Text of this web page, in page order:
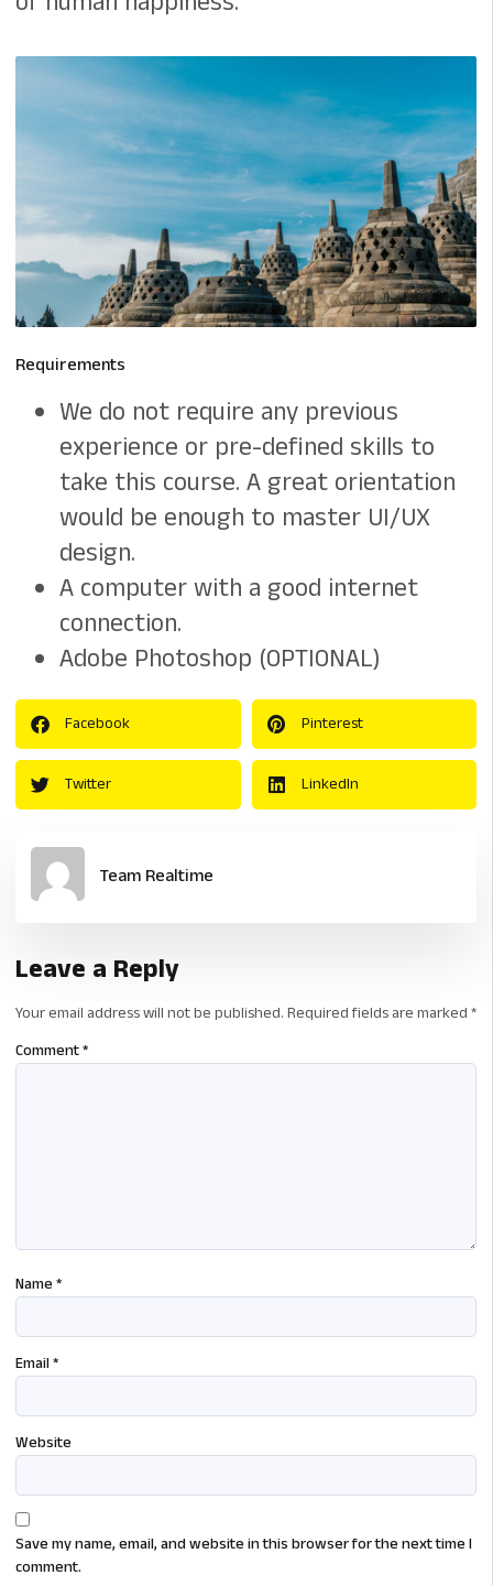
Requirements
We do not require any previous
experience or pre-defined skills to
take this course. A great orientation
would be enough to master UI/UX
design.
A computer with a good internet
connection.
Adobe Photoshop (OPTIONAL)
Facebook Pinterest
Twitter LinkedIn
Team Realtime
Leave a Reply
Your email address will not be published. Required fields are marked *
Comment*
Name *
Email *
Website
Save my name, email, and website in this browser for the next time I
comment.